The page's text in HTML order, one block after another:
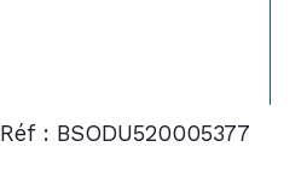
Réf : BSODU520005377